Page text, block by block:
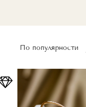
По популярности